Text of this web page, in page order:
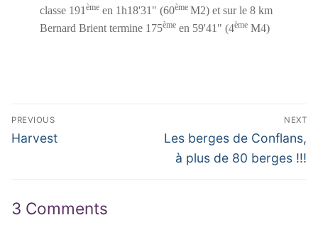
classe 191 ème en 1h18'31" (60ème M2) et sur le 8 km
Bernard Brient termine 175ème en 59'41" (4ème M4)
Navigation
de
PREVIOUS
Previous
Harvest
NEXT
Next
post:
Les berges de Conflans,
à plus de 80 berges !!!
3 Comments